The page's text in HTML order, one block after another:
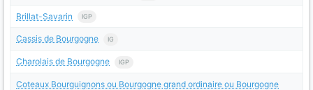
Brillat-Savarin IGP
Cassis de Bourgogne IG
Charolais de Bourgogne IGP
Coteaux Bourguignons ou Bourgogne grand ordinaire ou Bourgogne